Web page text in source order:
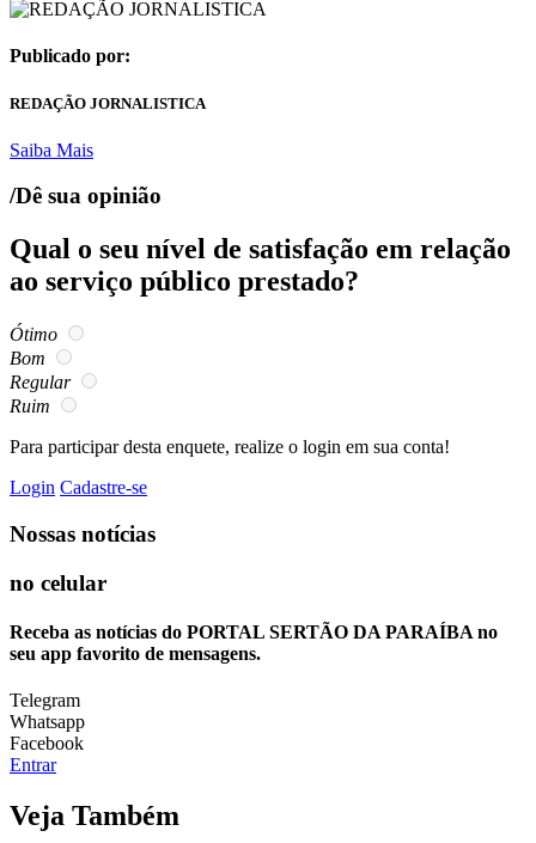
Publicado por:
REDAÇÃO JORNALISTICA
Saiba Mais
/Dê sua opinião
Qual o seu nível de satisfação em relação
ao serviço público prestado?
Ótimo
Bom
Regular
Ruim
Para participar desta enquete, realize o login em sua conta!
Login Cadastre-se
Nossas notícias
no celular
Receba as notícias do PORTAL SERTÃO DA PARAÍBA no
seu app favorito de mensagens.
Telegram
Whatsapp
Facebook
Entrar
Veja Também